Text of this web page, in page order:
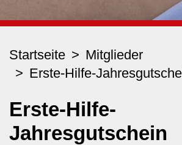
Startseite
Mitglieder
Erste-Hilfe-
Erste-Hilfe-
Jahresgutschein